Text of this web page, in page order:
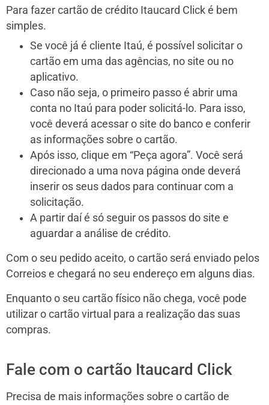
Para fazer cartão de crédito Itaucard Click é bem
simples.
Se você já é cliente Itaú, é possível solicitar o
cartão em uma das agências, no site ou no
aplicativo.
Caso não seja, o primeiro passo é abrir uma
conta no Itaú para poder solicitá-lo. Para isso,
você deverá acessar o site do banco e conferir
as informações sobre o cartão.
Após isso, clique em “Peça agora”. Você será
direcionado a uma nova página onde deverá
inserir os seus dados para continuar com a
solicitação.
A partir daí é só seguir os passos do site e
aguardar a análise de crédito.
Com o seu pedido aceito, o cartão será enviado pelos
Correios e chegará no seu endereço em alguns dias.
Enquanto o seu cartão físico não chega, você pode
utilizar o cartão virtual para a realização das suas
compras.
Fale com o cartão Itaucard Click
Precisa de mais informações sobre o cartão de